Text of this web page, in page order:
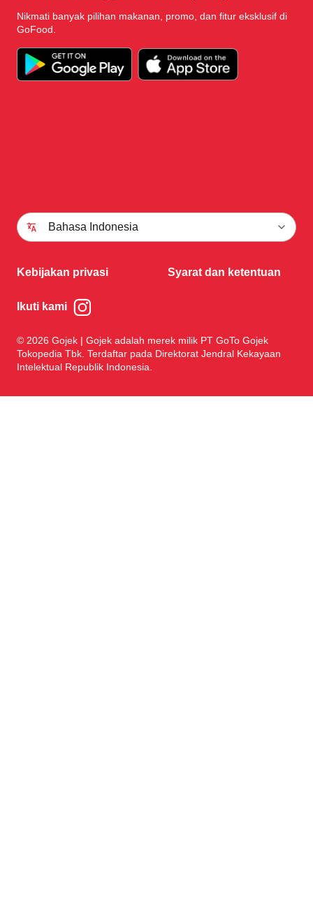
Nikmati banyak pilihan makanan, promo, dan fitur eksklusif di
GoFood.
Bahasa Indonesia
Kebijakan privasi Syarat dan ketentuan
Ikuti kami
© 2026 Gojek | Gojek adalah merek milik PT GoTo Gojek
Tokopedia Tbk. Terdaftar pada Direktorat Jendral Kekayaan
Intelektual Republik Indonesia.